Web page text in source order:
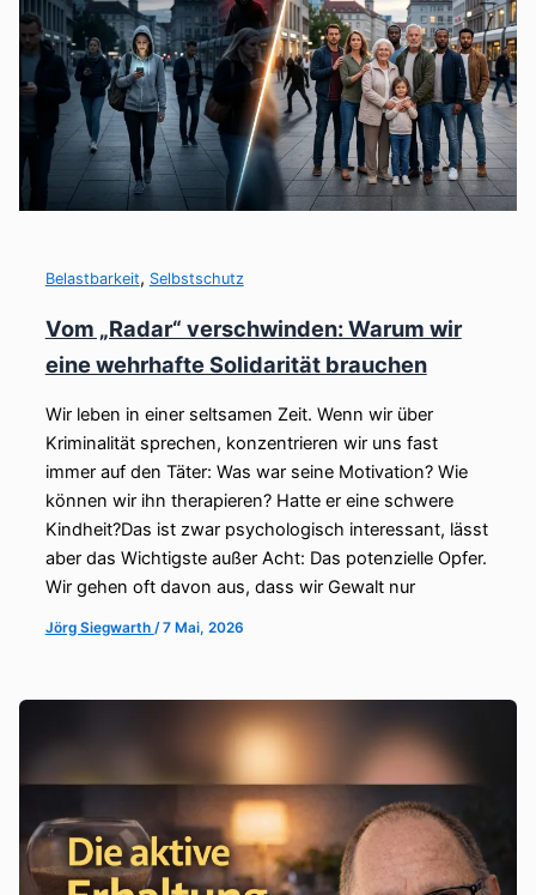
Belastbarkeit, Selbstschutz
Vom „Radar“ verschwinden: Warum wir
eine wehrhafte Solidarität brauchen
Wir leben in einer seltsamen Zeit. Wenn wir über
Kriminalität sprechen, konzentrieren wir uns fast
immer auf den Täter: Was war seine Motivation? Wie
können wir ihn therapieren? Hatte er eine schwere
Kindheit?Das ist zwar psychologisch interessant, lässt
aber das Wichtigste außer Acht: Das potenzielle Opfer.
Wir gehen oft davon aus, dass wir Gewalt nur
Jörg Siegwarth /7 Mai, 2026